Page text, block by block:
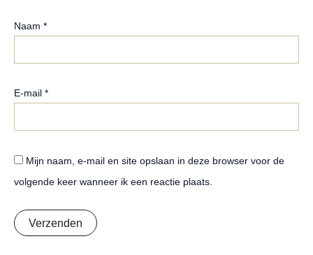
Naam *
E-mail *
Mijn naam, e-mail en site opslaan in deze browser voor de
volgende keer wanneer ik een reactie plaats.